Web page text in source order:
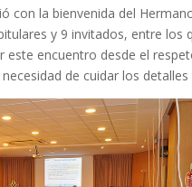
con la bienvenida del
y 9 invitados, entre
este encuentro desde el
de cuidar los